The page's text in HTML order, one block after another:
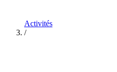
Activités
/